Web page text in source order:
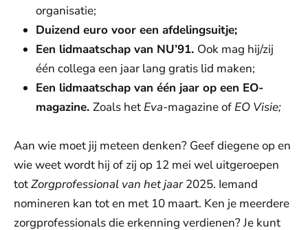
organisatie;
Duizend euro voor een afdelingsuitje;
Een lidmaatschap van NU’91. Ook mag hij/zij
één collega een jaar lang gratis lid maken;
Een lidmaatschap van één jaar op een EO-
magazine. Zoals het Eva-magazine of EO Visie;
Aan wie moet jij meteen denken? Geef diegene op en
wie weet wordt hij of zij op 12 mei wel uitgeroepen
totZorgprofessional van het jaar2025. Iemand
nomineren kan tot en met 10 maart. Ken je meerdere
zorgprofessionals die erkenning verdienen? Je kunt